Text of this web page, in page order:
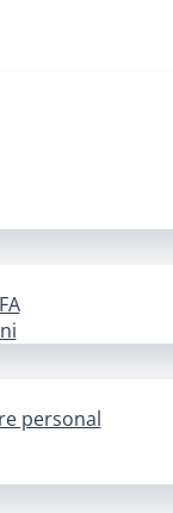
personal